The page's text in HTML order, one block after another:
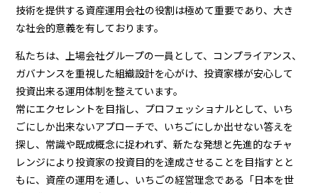
技術を提供する資産運⽤会社の役割は極めて重要であり、⼤き
な社会的意義を有しております。
私たちは、上場会社グループの⼀員として、コンプライアンス、
ガバナンスを重視した組織設計を⼼がけ、投資家様が安⼼して
投資出来る運⽤体制を整えています。
常にエクセレントを⽬指し、プロフェッショナルとして、いち
ごにしか出来ないアプローチで、いちごにしか出せない答えを
探し、常識や既成概念に捉われず、新たな発想と先進的なチャ
レンジにより投資家の投資⽬的を達成させることを⽬指すとと
もに、資産の運⽤を通し、いちごの経営理念である「⽇本を世